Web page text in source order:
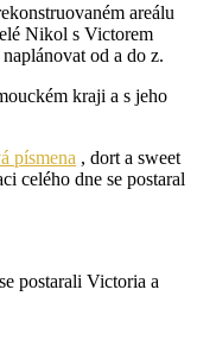
areálu
Nikol s Victorem
od a do z.
kraji a s jeho
písmena , dort a sweet
celého dne se postaral
postarali Victoria a